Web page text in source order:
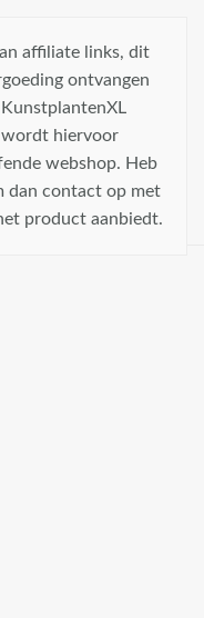
affiliate links, dit
ontvangen
wordt hiervoor
webshop. Heb
dan contact op met
product aanbiedt.